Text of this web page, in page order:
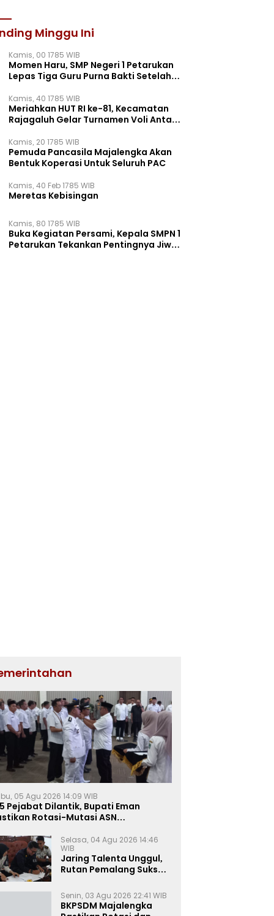
Minggu Ini
Kamis, 00 1785 WIB
Momen Haru, SMP Negeri 1 Petarukan
Lepas Tiga Guru Purna Bakti Setelah
Kamis, 40 1785 WIB
Meriahkan HUT RI ke-81, Kecamatan
Rajagaluh Gelar Turnamen Voli Antar
Kamis, 20 1785 WIB
Pemuda Pancasila Majalengka Akan
Bentuk Koperasi Untuk Seluruh PAC
Kamis, 40 Feb 1785 WIB
Meretas Kebisingan
Kamis, 80 1785 WIB
Buka Kegiatan Persami, Kepala SMPN 1
Petarukan Tekankan Pentingnya Jiwa
05 Agu 2026 14:09 WIB
Pejabat Dilantik, Bupati Eman
Rotasi-Mutasi ASN
Selasa, 04 Agu 2026 14:46
WIB
Jaring Talenta Unggul,
Rutan Pemalang Sukses
Wawancara Magang
Kemnaker
Senin, 03 Agu 2026 22:41 WIB
BKPSDM Majalengka